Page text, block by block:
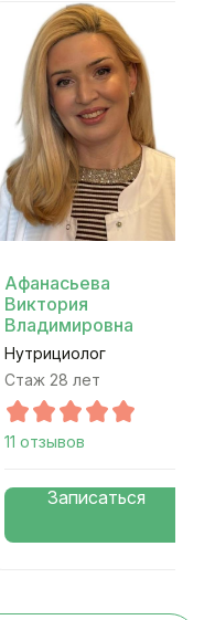
Афанасьева
Виктория
Владимировна
Нутрициолог
Стаж 28 лет
11 отзывов
Записаться